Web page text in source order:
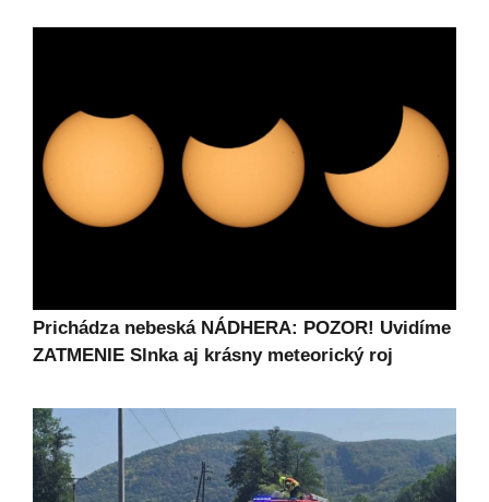
Prichádza nebeská NÁDHERA: POZOR! Uvidíme
ZATMENIE Slnka aj krásny meteorický roj